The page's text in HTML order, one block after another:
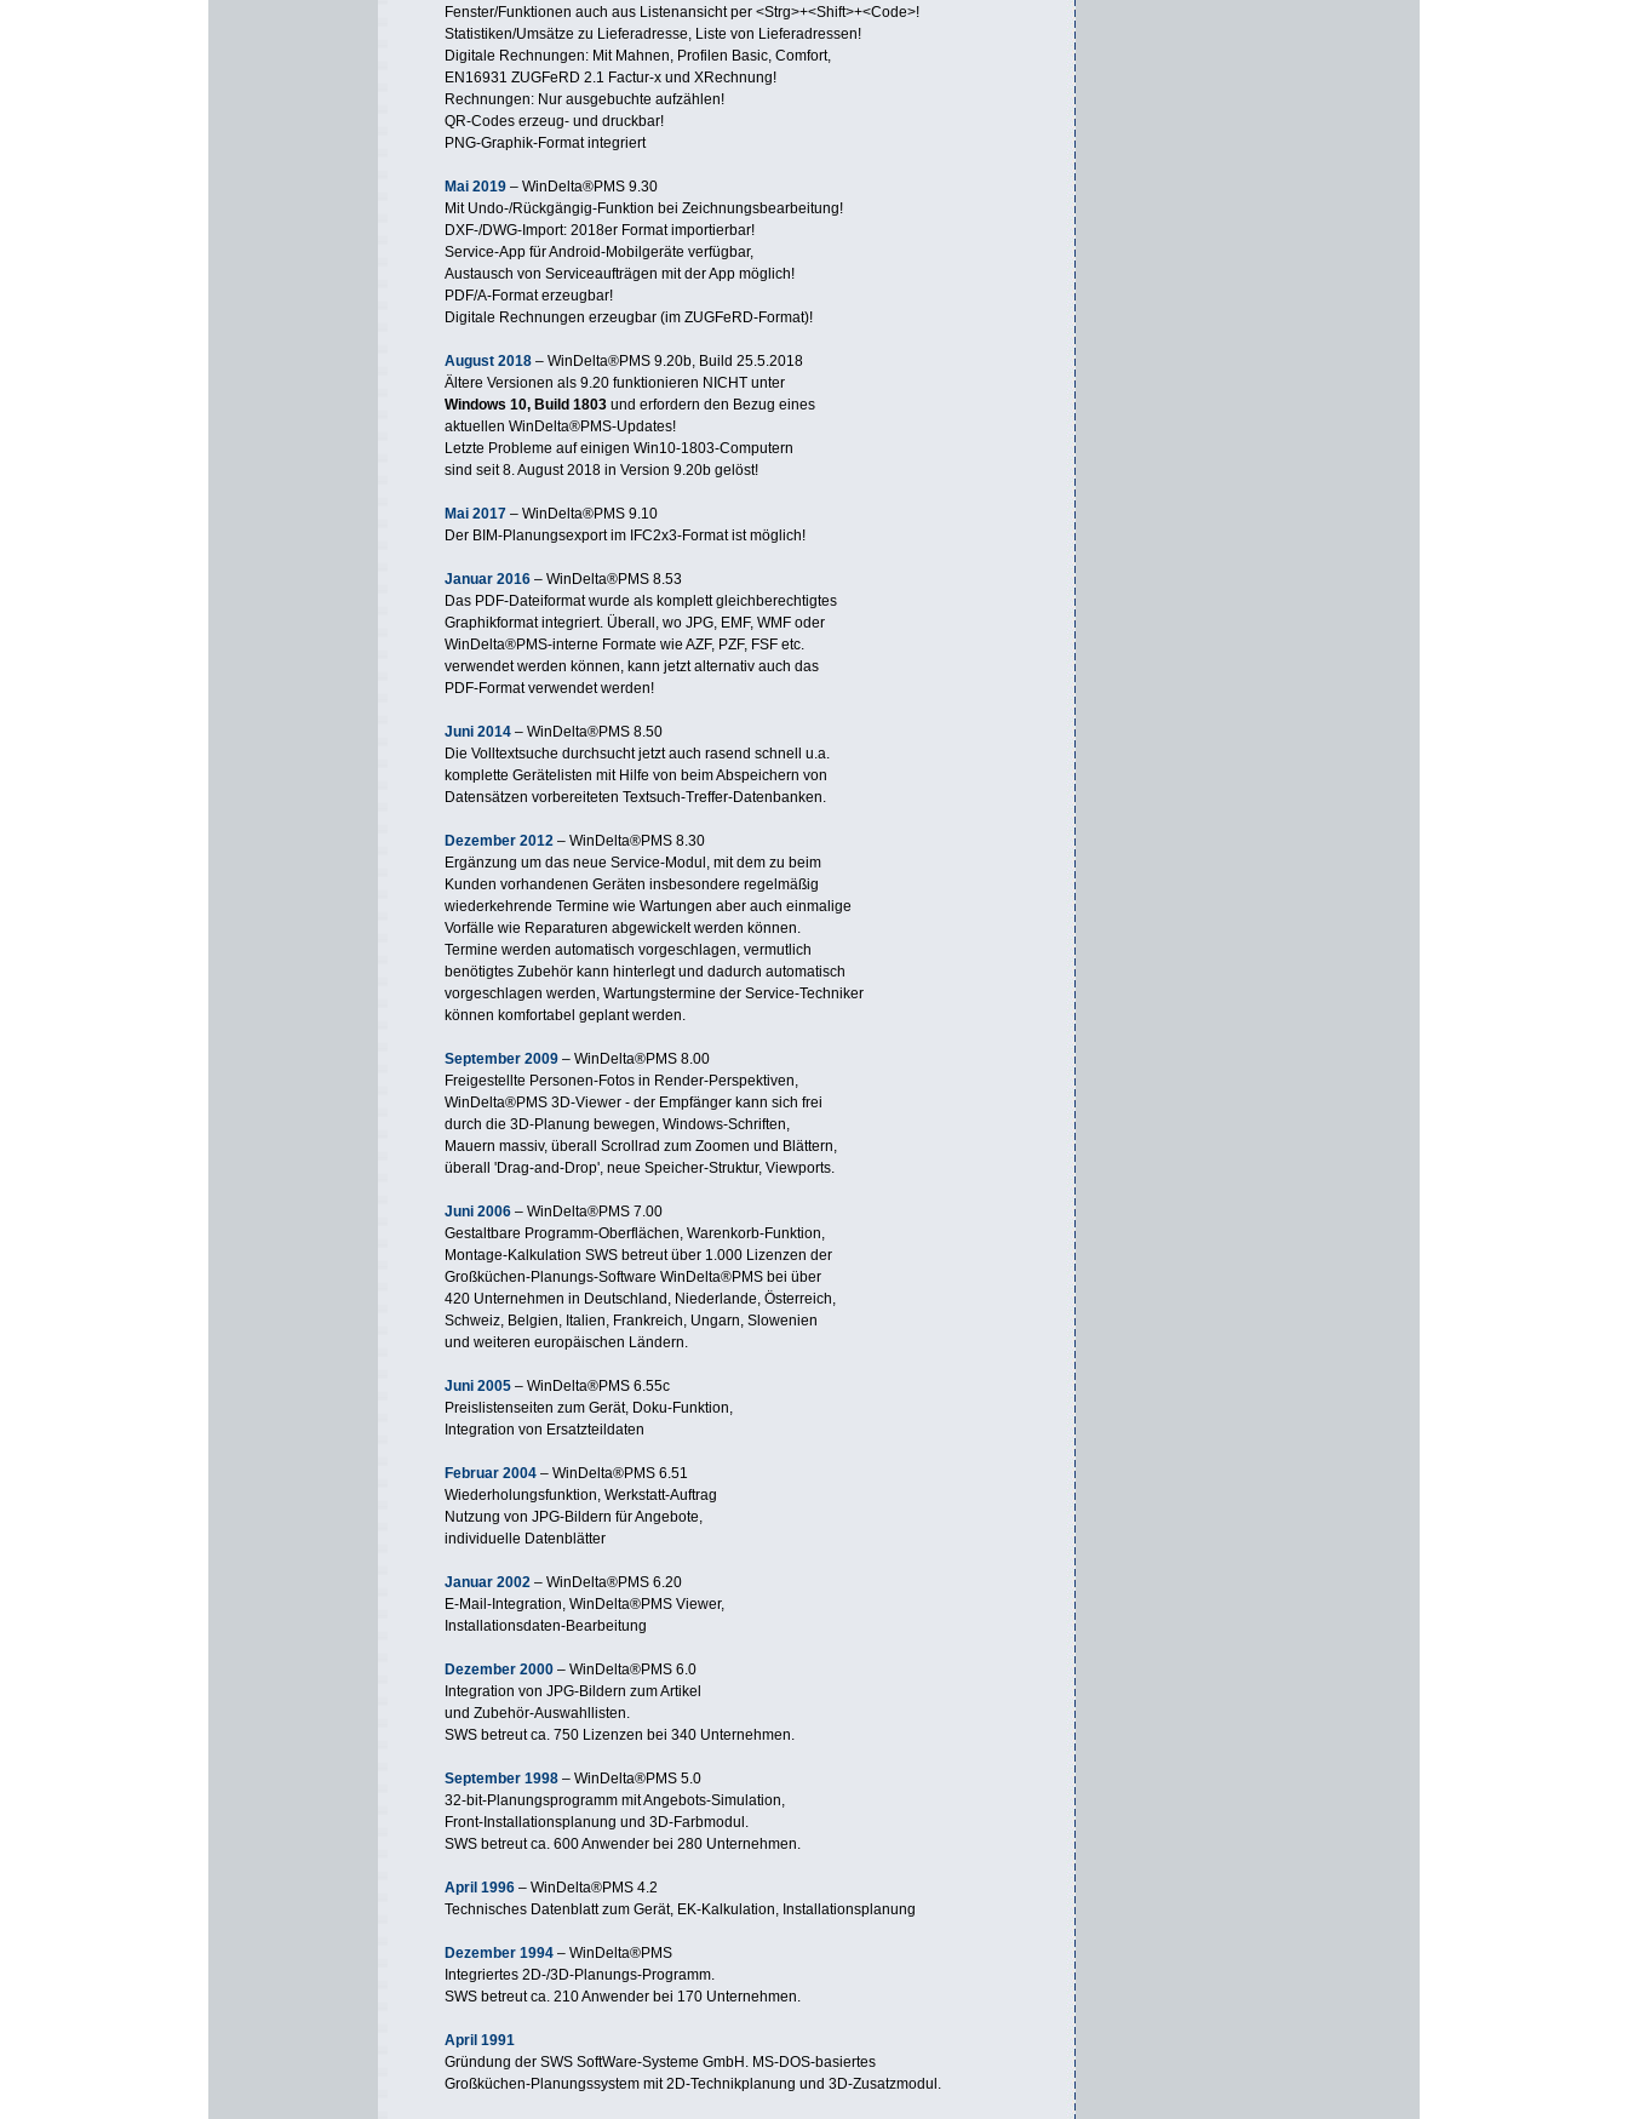
Fenster/Funktionen auch aus Listenansicht per <Strg>+<Shift>+<Code>!
Statistiken/Umsätze zu Lieferadresse, Liste von Lieferadressen!
Digitale Rechnungen: Mit Mahnen, Profilen Basic, Comfort,
EN16931 ZUGFeRD 2.1 Factur-x und XRechnung!
Rechnungen: Nur ausgebuchte aufzählen!
QR-Codes erzeug- und druckbar!
PNG-Graphik-Format integriert
Mai 2019 – WinDelta®PMS 9.30
Mit Undo-/Rückgängig-Funktion bei Zeichnungsbearbeitung!
DXF-/DWG-Import: 2018er Format importierbar!
Service-App für Android-Mobilgeräte verfügbar,
Austausch von Serviceaufträgen mit der App möglich!
PDF/A-Format erzeugbar!
Digitale Rechnungen erzeugbar (im ZUGFeRD-Format)!
August 2018 – WinDelta®PMS 9.20b, Build 25.5.2018
Ältere Versionen als 9.20 funktionieren NICHT unter
Windows 10, Build 1803 und erfordern den Bezug eines
aktuellen WinDelta®PMS-Updates!
Letzte Probleme auf einigen Win10-1803-Computern
sind seit 8. August 2018 in Version 9.20b gelöst!
Mai 2017 – WinDelta®PMS 9.10
Der BIM-Planungsexport im IFC2x3-Format ist möglich!
Januar 2016 – WinDelta®PMS 8.53
Das PDF-Dateiformat wurde als komplett gleichberechtigtes
Graphikformat integriert. Überall, wo JPG, EMF, WMF oder
WinDelta®PMS-interne Formate wie AZF, PZF, FSF etc.
verwendet werden können, kann jetzt alternativ auch das
PDF-Format verwendet werden!
Juni 2014 – WinDelta®PMS 8.50
Die Volltextsuche durchsucht jetzt auch rasend schnell u.a.
komplette Gerätelisten mit Hilfe von beim Abspeichern von
Datensätzen vorbereiteten Textsuch-Treffer-Datenbanken.
Dezember 2012 – WinDelta®PMS 8.30
Ergänzung um das neue Service-Modul, mit dem zu beim
Kunden vorhandenen Geräten insbesondere regelmäßig
wiederkehrende Termine wie Wartungen aber auch einmalige
Vorfälle wie Reparaturen abgewickelt werden können.
Termine werden automatisch vorgeschlagen, vermutlich
benötigtes Zubehör kann hinterlegt und dadurch automatisch
vorgeschlagen werden, Wartungstermine der Service-Techniker
können komfortabel geplant werden.
September 2009 – WinDelta®PMS 8.00
Freigestellte Personen-Fotos in Render-Perspektiven,
WinDelta®PMS 3D-Viewer - der Empfänger kann sich frei
durch die 3D-Planung bewegen, Windows-Schriften,
Mauern massiv, überall Scrollrad zum Zoomen und Blättern,
überall 'Drag-and-Drop', neue Speicher-Struktur, Viewports.
Juni 2006 – WinDelta®PMS 7.00
Gestaltbare Programm-Oberflächen, Warenkorb-Funktion,
Montage-Kalkulation SWS betreut über 1.000 Lizenzen der
Großküchen-Planungs-Software WinDelta®PMS bei über
420 Unternehmen in Deutschland, Niederlande, Österreich,
Schweiz, Belgien, Italien, Frankreich, Ungarn, Slowenien
und weiteren europäischen Ländern.
Juni 2005 – WinDelta®PMS 6.55c
Preislistenseiten zum Gerät, Doku-Funktion,
Integration von Ersatzteildaten
Februar 2004 – WinDelta®PMS 6.51
Wiederholungsfunktion, Werkstatt-Auftrag
Nutzung von JPG-Bildern für Angebote,
individuelle Datenblätter
Januar 2002 – WinDelta®PMS 6.20
E-Mail-Integration, WinDelta®PMS Viewer,
Installationsdaten-Bearbeitung
Dezember 2000 – WinDelta®PMS 6.0
Integration von JPG-Bildern zum Artikel
und Zubehör-Auswahllisten.
SWS betreut ca. 750 Lizenzen bei 340 Unternehmen.
September 1998 – WinDelta®PMS 5.0
32-bit-Planungsprogramm mit Angebots-Simulation,
Front-Installationsplanung und 3D-Farbmodul.
SWS betreut ca. 600 Anwender bei 280 Unternehmen.
April 1996 – WinDelta®PMS 4.2
Technisches Datenblatt zum Gerät, EK-Kalkulation, Installationsplanung
Dezember 1994 – WinDelta®PMS
Integriertes 2D-/3D-Planungs-Programm.
SWS betreut ca. 210 Anwender bei 170 Unternehmen.
April 1991
Gründung der SWS SoftWare-Systeme GmbH. MS-DOS-basiertes
Großküchen-Planungssystem mit 2D-Technikplanung und 3D-Zusatzmodul.